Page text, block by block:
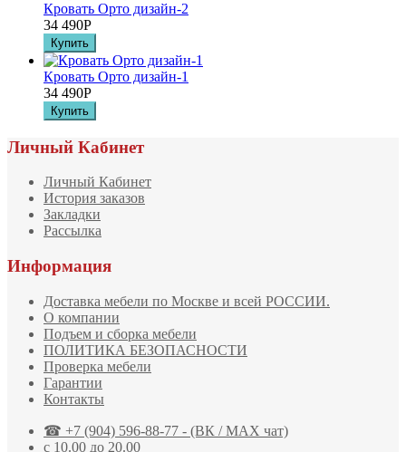
Кровать Орто дизайн-2
34 490Р
Кровать Орто дизайн-1
34 490Р
Личный Кабинет
Личный Кабинет
История заказов
Закладки
Рассылка
Информация
Доставка мебели по Москве и всей РОССИИ.
О компании
Подъем и сборка мебели
ПОЛИТИКА БЕЗОПАСНОСТИ
Проверка мебели
Гарантии
Контакты
☎ +7 (904) 596-88-77 - (ВК / MAX чат)
с 10.00 до 20.00